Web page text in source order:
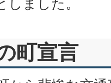
しました。
町宣言